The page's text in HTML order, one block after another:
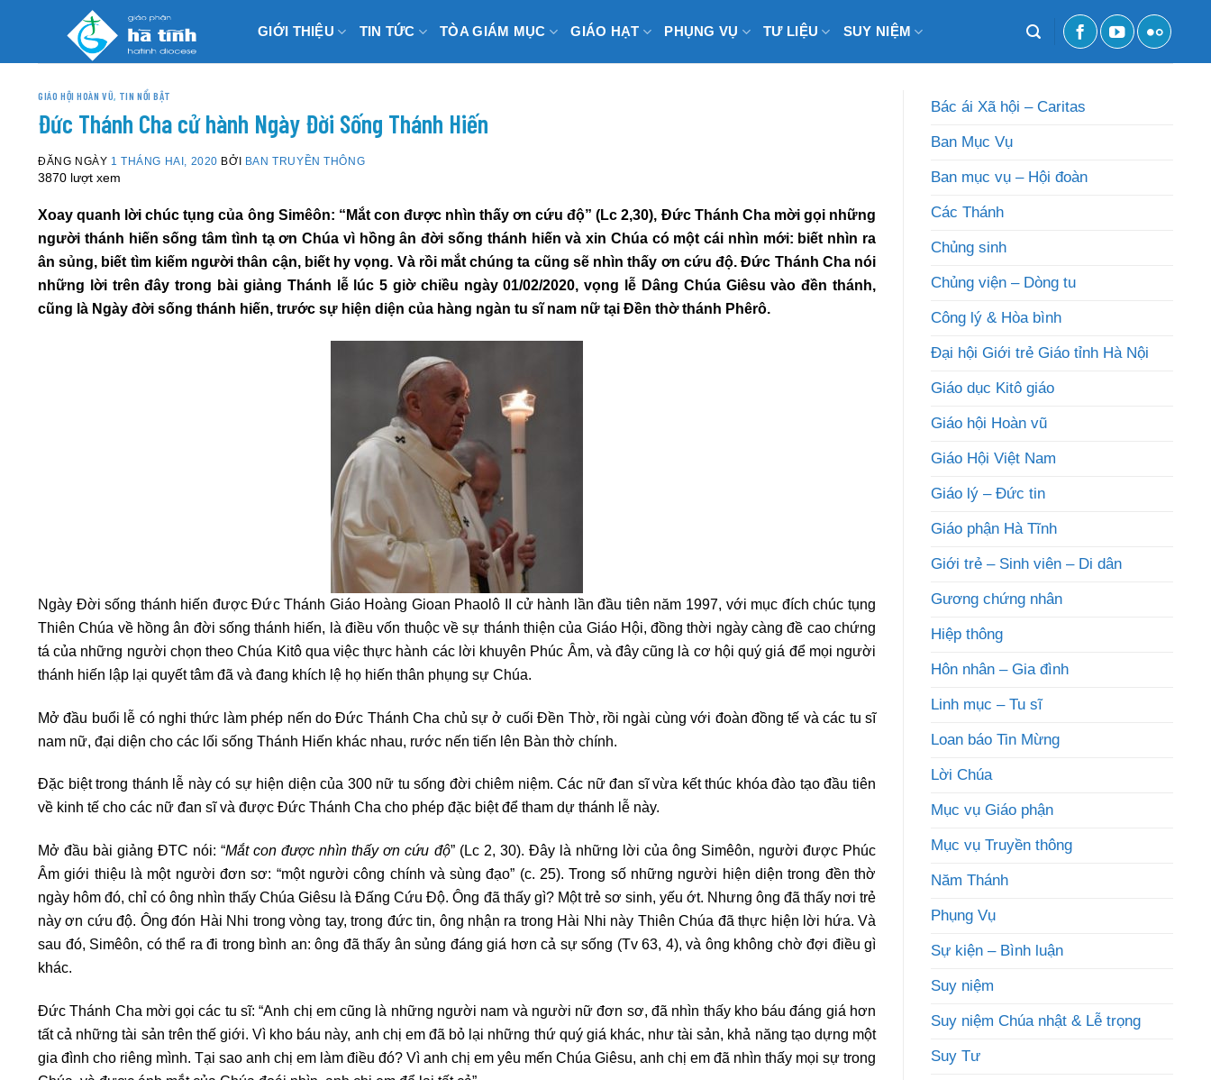
GIỚI THIỆU TIN TỨC TÒA GIÁM MỤC GIÁO HẠT PHỤNG VỤ TƯ LIỆU SUY NIỆM
GIÁO HỘI HOÀN VŨ, TIN NỔI BẬT
Đức Thánh Cha cử hành Ngày Đời Sống Thánh Hiến
ĐĂNG NGÀY 1 THÁNG HAI, 2020 BỞI BAN TRUYỀN THÔNG
3870 lượt xem
Xoay quanh lời chúc tụng của ông Simêôn: “Mắt con được nhìn thấy ơn cứu độ” (Lc 2,30), Đức Thánh Cha mời gọi những
người thánh hiến sống tâm tình tạ ơn Chúa vì hồng ân đời sống thánh hiến và xin Chúa có một cái nhìn mới: biết nhìn ra
ân sủng, biết tìm kiếm người thân cận, biết hy vọng. Và rồi mắt chúng ta cũng sẽ nhìn thấy ơn cứu độ. Đức Thánh Cha nói
những lời trên đây trong bài giảng Thánh lễ lúc 5 giờ chiều ngày 01/02/2020, vọng lễ Dâng Chúa Giêsu vào đền thánh,
cũng là Ngày đời sống thánh hiến, trước sự hiện diện của hàng ngàn tu sĩ nam nữ tại Đền thờ thánh Phêrô.
Ngày Đời sống thánh hiến được Đức Thánh Giáo Hoàng Gioan Phaolô II cử hành lần đầu tiên năm 1997, với mục đích chúc tụng
Thiên Chúa về hồng ân đời sống thánh hiến, là điều vốn thuộc về sự thánh thiện của Giáo Hội, đồng thời ngày càng đề cao chứng
tá của những người chọn theo Chúa Kitô qua việc thực hành các lời khuyên Phúc Âm, và đây cũng là cơ hội quý giá để mọi người
thánh hiến lập lại quyết tâm đã và đang khích lệ họ hiến thân phụng sự Chúa.
Mở đầu buổi lễ có nghi thức làm phép nến do Đức Thánh Cha chủ sự ở cuối Đền Thờ, rồi ngài cùng với đoàn đồng tế và các tu sĩ
nam nữ, đại diện cho các lối sống Thánh Hiến khác nhau, rước nến tiến lên Bàn thờ chính.
Đặc biệt trong thánh lễ này có sự hiện diện của 300 nữ tu sống đời chiêm niệm. Các nữ đan sĩ vừa kết thúc khóa đào tạo đầu tiên
về kinh tế cho các nữ đan sĩ và được Đức Thánh Cha cho phép đặc biệt để tham dự thánh lễ này.
Mở đầu bài giảng ĐTC nói: “Mắt con được nhìn thấy ơn cứu độ” (Lc 2, 30). Đây là những lời của ông Simêôn, người được Phúc
Âm giới thiệu là một người đơn sơ: “một người công chính và sùng đạo” (c. 25). Trong số những người hiện diện trong đền thờ
ngày hôm đó, chỉ có ông nhìn thấy Chúa Giêsu là Đấng Cứu Độ. Ông đã thấy gì? Một trẻ sơ sinh, yếu ớt. Nhưng ông đã thấy nơi trẻ
này ơn cứu độ. Ông đón Hài Nhi trong vòng tay, trong đức tin, ông nhận ra trong Hài Nhi này Thiên Chúa đã thực hiện lời hứa. Và
sau đó, Simêôn, có thể ra đi trong bình an: ông đã thấy ân sủng đáng giá hơn cả sự sống (Tv 63, 4), và ông không chờ đợi điều gì
khác.
Đức Thánh Cha mời gọi các tu sĩ: “Anh chị em cũng là những người nam và người nữ đơn sơ, đã nhìn thấy kho báu đáng giá hơn
tất cả những tài sản trên thế giới. Vì kho báu này, anh chị em đã bỏ lại những thứ quý giá khác, như tài sản, khả năng tạo dựng một
gia đình cho riêng mình. Tại sao anh chị em làm điều đó? Vì anh chị em yêu mến Chúa Giêsu, anh chị em đã nhìn thấy mọi sự trong
Bác ái Xã hội – Caritas
Ban Mục Vụ
Ban mục vụ – Hội đoàn
Các Thánh
Chủng sinh
Chủng viện – Dòng tu
Công lý & Hòa bình
Đại hội Giới trẻ Giáo tỉnh Hà Nội
Giáo dục Kitô giáo
Giáo hội Hoàn vũ
Giáo Hội Việt Nam
Giáo lý – Đức tin
Giáo phận Hà Tĩnh
Giới trẻ – Sinh viên – Di dân
Gương chứng nhân
Hiệp thông
Hôn nhân – Gia đình
Linh mục – Tu sĩ
Loan báo Tin Mừng
Lời Chúa
Mục vụ Giáo phận
Mục vụ Truyền thông
Năm Thánh
Phụng Vụ
Sự kiện – Bình luận
Suy niệm
Suy niệm Chúa nhật & Lễ trọng
Suy Tư